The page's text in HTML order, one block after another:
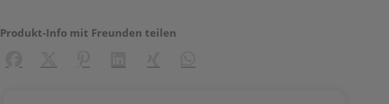
Produkt-Info mit Freunden teilen